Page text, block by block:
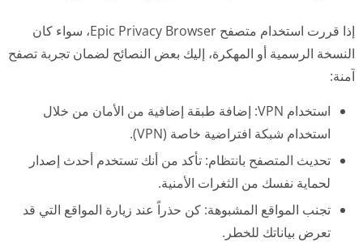
إذا قررت استخدام متصفح Epic Privacy Browser، سواء كان
النسخة الرسمية أو المهكرة، إليك بعض النصائح لضمان تجربة تصفح
آمنة:
استخدام VPN: إضافة طبقة إضافية من الأمان من خلال
استخدام شبكة افتراضية خاصة (VPN).
تحديث المتصفح بانتظام: تأكد من أنك تستخدم أحدث إصدار
لحماية نفسك من الثغرات الأمنية.
تجنب المواقع المشبوهة: كن حذراً عند زيارة المواقع التي قد
تعرض بياناتك للخطر.